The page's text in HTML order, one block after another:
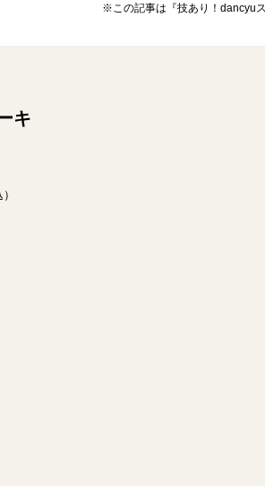
※この記事は『技あり！dancyu
キ